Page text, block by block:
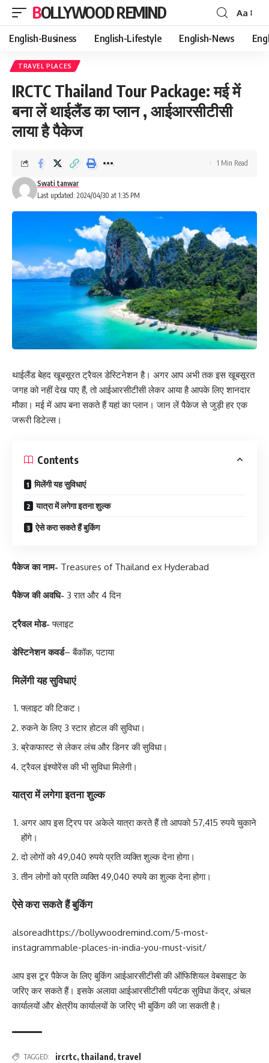
BOLLYWOOD REMIND
Font
Resizer
Aa
English-Business English-Lifestyle English-News
TRAVEL PLACES
IRCTC Thailand Tour Package: मई में
बना लें थाईलैंड का प्लान , आईआरसीटीसी
लाया है पैकेज
Last updated: 2024/04/30 at 1:35 PM
Swati tanwar
1 Min Read
थाईलैंड बेहद खूबसूरत ट्रैवल डेस्टिनेशन है। अगर आप अभी तक इस खूबसूरत
जगह को नहीं देख पाए हैं, तो आईआरसीटीसी लेकर आया है आपके लिए शानदार
मौका। मई में आप बना सकते हैं यहां का प्लान। जान लें पैकेज से जुड़ी हर एक
जरूरी डिटेल्स।
Contents
मिलेंगी यह सुविधाएं
यात्रा में लगेगा इतना शुल्क
ऐसे करा सकते हैं बुकिंग
पैकेज का नाम- Treasures of Thailand ex Hyderabad
पैकेज की अवधि- 3 रात और 4 दिन
ट्रैवल मोड- फ्लाइट
डेस्टिनेशन कवर्ड– बैंकॉक, पटाया
मिलेंगी यह सुविधाएं
फ्लाइट की टिकट।
रुकने के लिए 3 स्टार होटल की सुविधा।
ब्रेकफास्ट से लेकर लंच और डिनर की सुविधा।
ट्रैवल इंश्योरेंस की भी सुविधा मिलेगी।
यात्रा में लगेगा इतना शुल्क
अगर आप इस ट्रिप पर अकेले यात्रा करते हैं तो आपको 57,415 रुपये चुकाने
होंगे।
दो लोगों को 49,040 रुपये प्रति व्यक्ति शुल्क देना होगा।
तीन लोगों को प्रति व्यक्ति 49,040 रुपये का शुल्क देना होगा।
ऐसे करा सकते हैं बुकिंग
alsoreadhttps://bollywoodremind.com/5-most-
instagrammable-places-in-india-you-must-visit/
आप इस टूर पैकेज के लिए बुकिंग आईआरसीटीसी की ऑफिशियल वेबसाइट के
जरिए कर सकते हैं। इसके अलावा आईआरसीटीसी पर्यटक सुविधा केंद्र, अंचल
कार्यालयों और क्षेत्रीय कार्यालयों के जरिए भी बुकिंग की जा सकती है।
TAGGED: ircrtc, thailand , travel